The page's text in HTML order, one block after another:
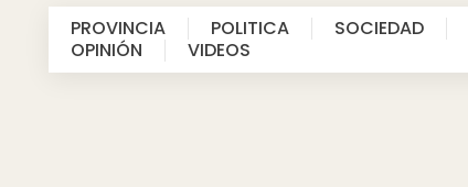
PROVINCIA POLITICA SOCIEDAD
OPINIÓN
VIDEOS